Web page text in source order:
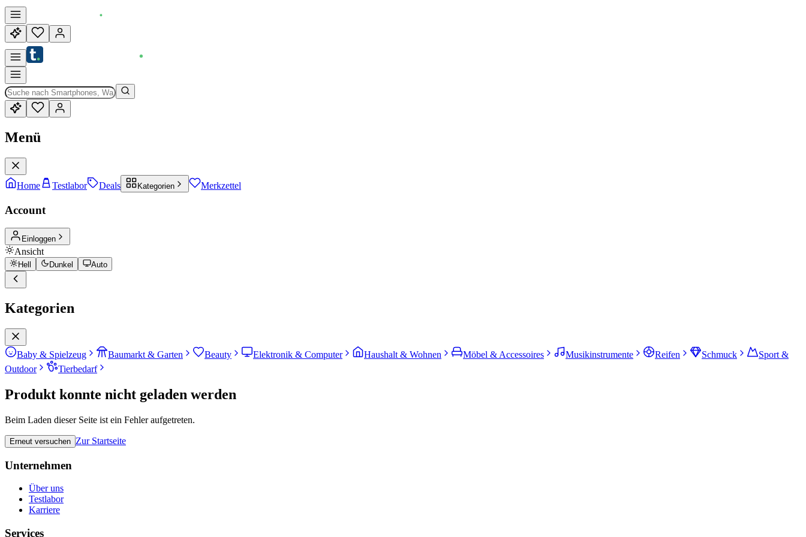
Menü
Home Testlabor Deals Kategorien Merkzettel
Account
Einloggen
Ansicht
Hell Dunkel Auto
Kategorien
Baby & Spielzeug Baumarkt & Garten Beauty Elektronik & Computer Haushalt & Wohnen Möbel & Accessoires Musikinstrumente Reifen Schmuck
Sport &
Outdoor
Tierbedarf
Produkt konnte nicht geladen werden
Beim Laden dieser Seite ist ein Fehler aufgetreten.
Erneut versuchen Zur Startseite
Unternehmen
Über uns
Testlabor
Karriere
Services